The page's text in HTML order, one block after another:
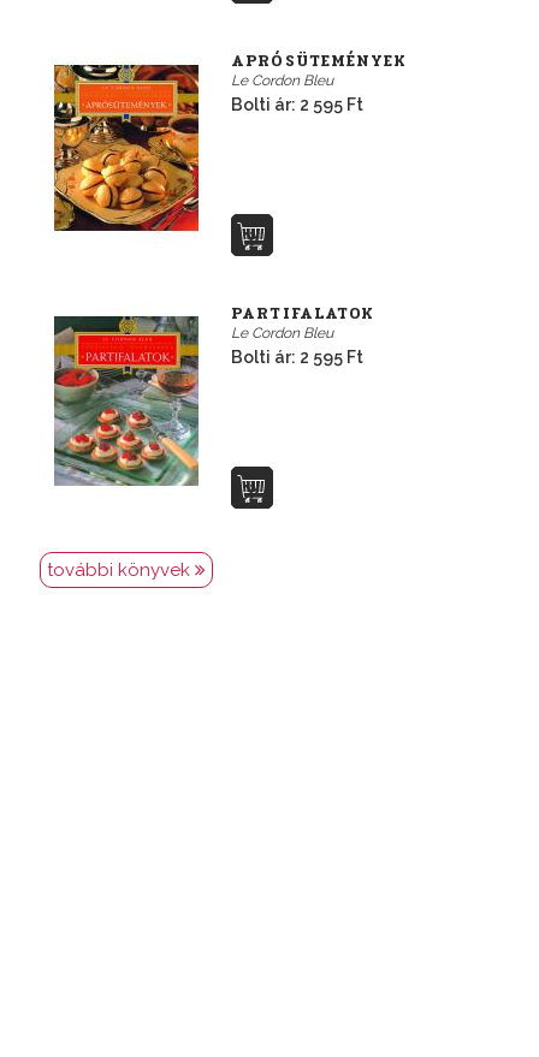
APRÓSÜTEMÉNYEK
Le Cordon Bleu
Bolti ár: 2 595 Ft
PARTIFALATOK
Le Cordon Bleu
Bolti ár: 2 595 Ft
további könyvek